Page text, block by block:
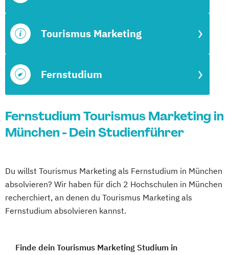
Fernstudium
Tourismus Marketing
Fernstudium Tourismus Marketing in
München - Dein Studienführer
Du willst Tourismus Marketing als Fernstudium in München
absolvieren? Wir haben für dich 2 Hochschulen in München
recherchiert, an denen du Tourismus Marketing als
Fernstudium absolvieren kannst.
Finde dein Tourismus Marketing Studium in